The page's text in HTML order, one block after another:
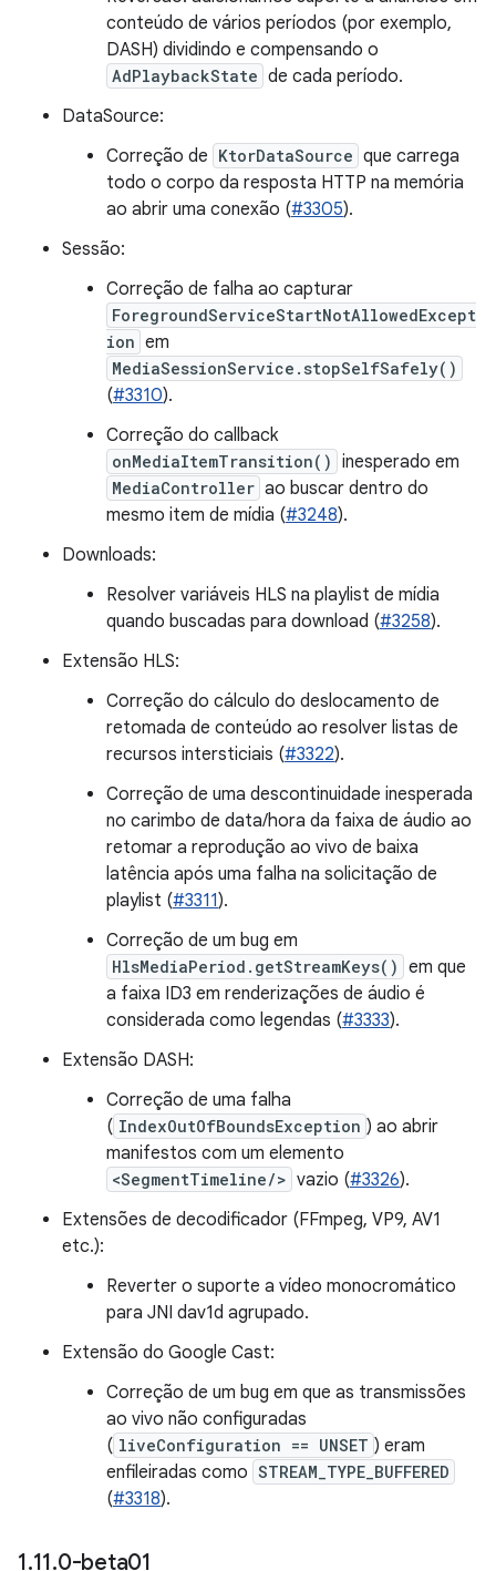
conteúdo de vários períodos (por exemplo,
DASH) dividindo e compensando o
AdPlaybackState de cada período.
DataSource:
Correção de KtorDataSource que carrega
todo o corpo da resposta HTTP na memória
ao abrir uma conexão (#3305).
Sessão:
Correção de falha ao capturar
ForegroundServiceStartNotAllowedExcept
ion em
MediaSessionService.stopSelfSafely()
(#3310).
Correção do callback
onMediaItemTransition() inesperado em
MediaController ao buscar dentro do
mesmo item de mídia (#3248).
Downloads:
Resolver variáveis HLS na playlist de mídia
quando buscadas para download (#3258).
Extensão HLS:
Correção do cálculo do deslocamento de
retomada de conteúdo ao resolver listas de
recursos intersticiais (#3322).
Correção de uma descontinuidade inesperada
no carimbo de data/hora da faixa de áudio ao
retomar a reprodução ao vivo de baixa
latência após uma falha na solicitação de
playlist (#3311).
Correção de um bug em
HlsMediaPeriod.getStreamKeys() em que
a faixa ID3 em renderizações de áudio é
considerada como legendas (#3333).
Extensão DASH:
Correção de uma falha
( IndexOutOfBoundsException ) ao abrir
manifestos com um elemento
<SegmentTimeline/> vazio (#3326).
Extensões de decodificador (FFmpeg, VP9, AV1
etc.):
Reverter o suporte a vídeo monocromático
para JNI dav1d agrupado.
Extensão do Google Cast:
Correção de um bug em que as transmissões
ao vivo não configuradas
( liveConfiguration == UNSET ) eram
enfileiradas como STREAM_TYPE_BUFFERED
(#3318).
1.11.0-beta01